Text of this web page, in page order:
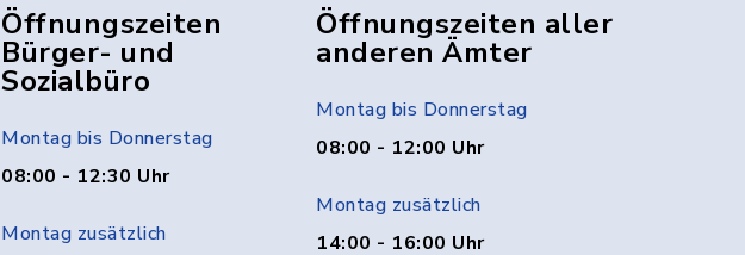
Öffnungszeiten
Bürger- und
Sozialbüro
Montag bis Donnerstag
08:00 - 12:30 Uhr
Montag zusätzlich
Öffnungszeiten aller
anderen Ämter
Montag bis Donnerstag
08:00 - 12:00 Uhr
Montag zusätzlich
14:00 - 16:00 Uhr